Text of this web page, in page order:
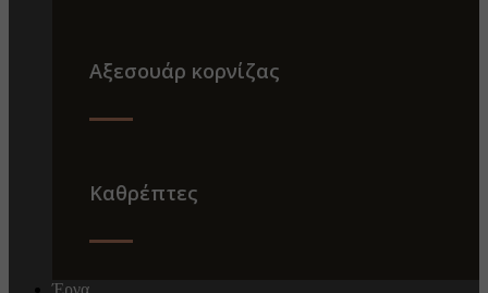
Αξεσουάρ κορνίζας
Καθρέπτες
Έργα